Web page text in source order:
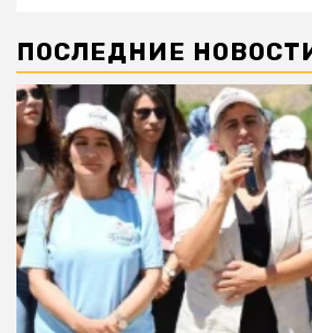
ПОСЛЕДНИЕ